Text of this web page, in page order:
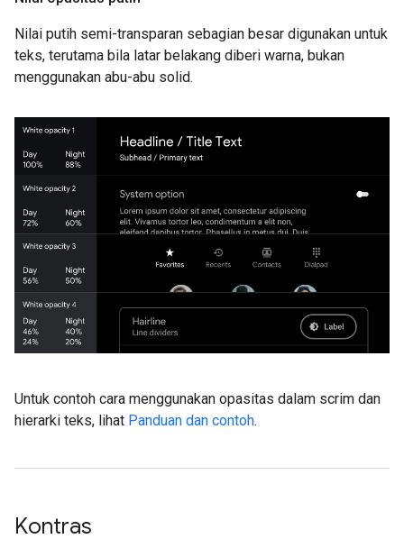
Nilai putih semi-transparan sebagian besar digunakan untuk
teks, terutama bila latar belakang diberi warna, bukan
menggunakan abu-abu solid.
Untuk contoh cara menggunakan opasitas dalam scrim dan
hierarki teks, lihat Panduan dan contoh.
Kontras